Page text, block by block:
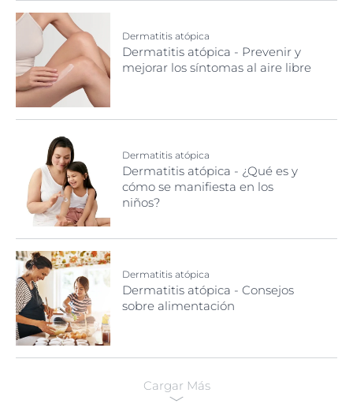
Dermatitis atópica
Dermatitis atópica - Prevenir y
mejorar los síntomas al aire libre
Dermatitis atópica
Dermatitis atópica - ¿Qué es y
cómo se manifiesta en los
niños?
Dermatitis atópica
Dermatitis atópica - Consejos
sobre alimentación
Cargar Más